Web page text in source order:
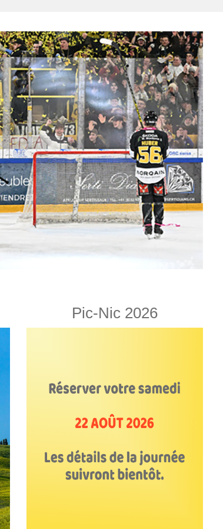
Pic-Nic 2026